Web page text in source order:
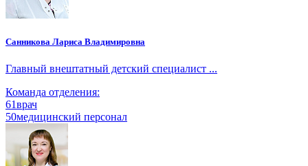
Санникова Лариса Владимировна
Главный внештатный детский специалист ...
Команда отделения:
61врач
50медицинский персонал